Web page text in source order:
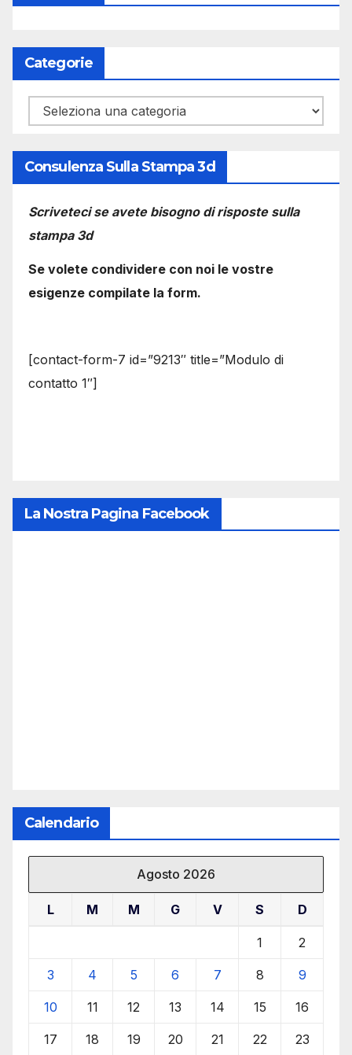
Categorie
Categorie
Consulenza Sulla Stampa 3d
Scriveteci se avete bisogno di risposte sulla
stampa 3d
Se volete condividere con noi le vostre
esigenze compilate la form.
[contact-form-7 id=”9213″ title=”Modulo di
contatto 1″]
La Nostra Pagina Facebook
Calendario
Agosto 2026
L M M G V S D
1 2
3 4 5 6 7 8 9
10 11 12 13 14 15 16
17 18 19 20 21 22 23